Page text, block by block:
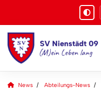
News Abteilungs-News